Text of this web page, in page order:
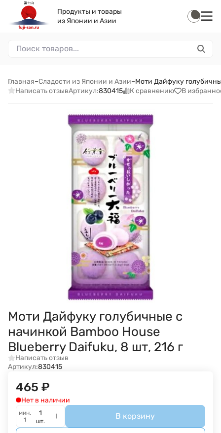
Продукты и товары
из Японии и Азии
Главная–Сладости из Японии и Азии–Моти Дайфуку
Написать отзывАртикул:830415 К сравнению В
Моти Дайфуку голубичные с
начинкой Bamboo House
Blueberry Daifuku, 8 шт, 216 г
Написать отзыв
Артикул:830415
465 ₽
Нет в наличии
мин.
1
шт.
В корзину